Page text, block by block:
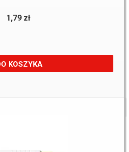
1,79 zł
KOSZYKA
842 m.